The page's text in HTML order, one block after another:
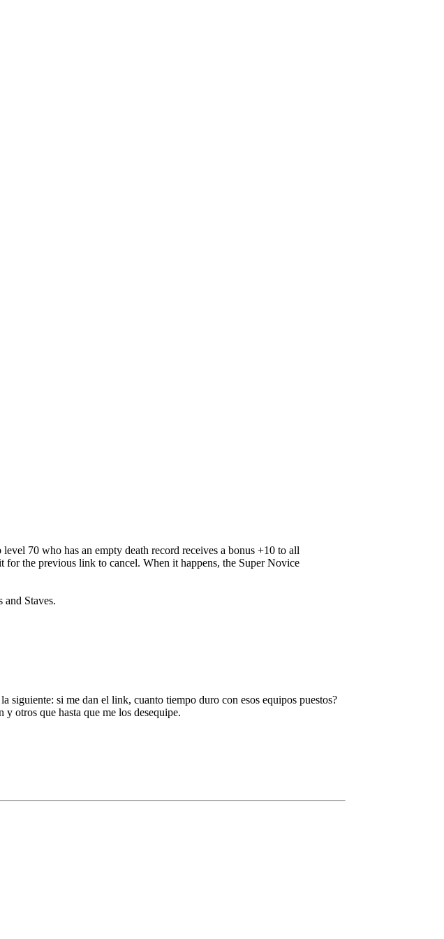
70 who has an empty death record receives a bonus +10 to all
the previous link to cancel. When it happens, the Super Novice
Staves.
siguiente: si me dan el link, cuanto tiempo duro con esos equipos puestos?
otros que hasta que me los desequipe.